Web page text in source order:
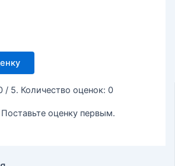
/ 5. Количество оценок: 0
оценку первым.